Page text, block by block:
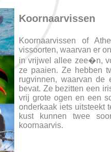
Koornaarvissen
Koornaarvissen of
vissoorten, waarvan er
in vrijwel allee zee�n,
ze paaien. Ze hebben
rugvinnen, waarvan de
bevat. Ze bezitten een
vrij grote ogen en een
onderkaak iets uitsteekt
kust kunnen twee
koornaarvis.